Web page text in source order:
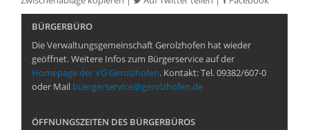
BÜRGERBÜRO
Die Verwaltungsgemeinschaft Gerolzhofen hat wieder
geöffnet. Weitere Infos zum Bürgerservice auf der
Homepage der VG Gerolzhofen. Kontakt: Tel. 09382/607-0
oder Mail buergerservice@gerolzhofen.de
ÖFFNUNGSZEITEN DES BÜRGERBÜROS